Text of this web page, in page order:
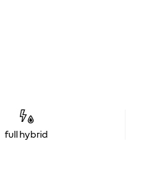
full hybrid